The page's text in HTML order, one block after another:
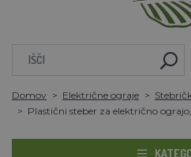
Domov Električne ograje
Plastični steber za električno